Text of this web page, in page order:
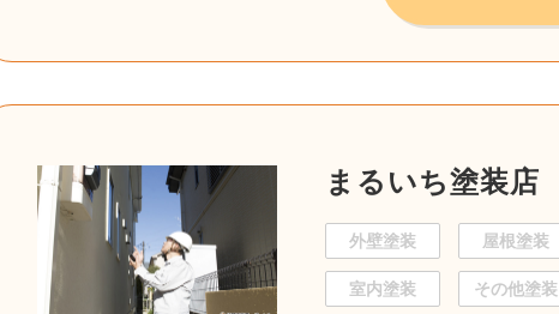
まるいち塗装店
外壁塗装 屋根塗装
室内塗装 その他塗装